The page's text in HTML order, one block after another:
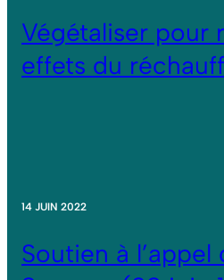
Végétaliser pour
effets du
14 JUIN 2022
Soutien à l’appel